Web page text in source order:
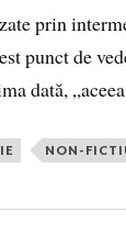
prin
punct de
dată,
NON-